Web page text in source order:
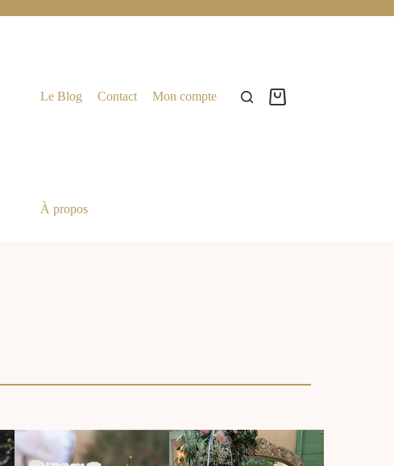
Le Blog Contact Mon compte
À propos